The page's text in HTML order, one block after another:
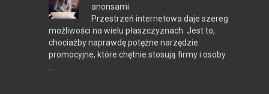
anonsami
Przestrzeń internetowa daje szereg
możliwości na wielu płaszczyznach. Jest to,
chociażby naprawdę potężne narzędzie
promocyjne, które chętnie stosują firmy i osoby